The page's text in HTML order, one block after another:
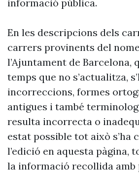
informació pública.
En les descripcions dels
carrers provinents del
l’Ajuntament de Barcelona,
temps que no s’actualitza,
incorreccions, formes
antigues i també
resulta incorrecta o
estat possible tot això s’ha
l’edició en aquesta
la informació recollida amb